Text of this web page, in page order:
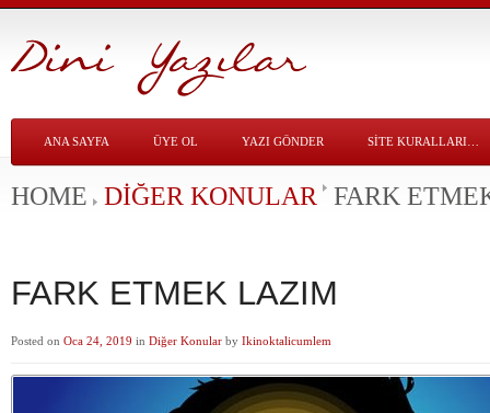
ANA SAYFA ÜYE OL YAZI GÖNDER SITE KURALLARI…
HOME DIĞER KONULAR FARK
FARK ETMEK LAZIM
Posted on Oca 24, 2019 in Diğer Konular by Ikinoktalicumlem